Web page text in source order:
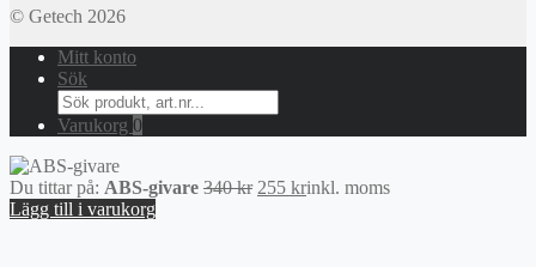
© Getech 2026
Mitt konto
Sök
Search
for:
Varukorg 0
Du tittar på: ABS-givare 340kr Det
255 krDet
inkl. moms
Lägg till i varukorg